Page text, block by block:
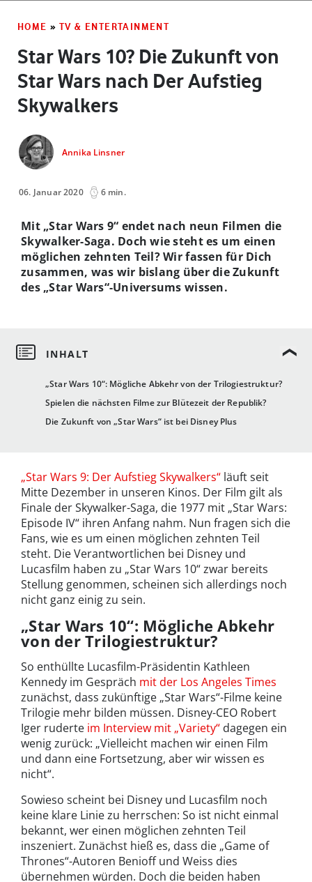
HOME » TV & ENTERTAINMENT
Star Wars 10? Die Zukunft von
Star Wars nach Der Aufstieg
Skywalkers
Annika Linsner
06. Januar 2020 6 min.
„Star Wars 10“: Mögliche Abkehr von der Trilogiestruktur?
Spielen die nächsten Filme zur Blütezeit der Republik?
Die Zukunft von „Star Wars“ ist bei Disney Plus
Mit „Star Wars 9“ endet nach neun Filmen die
Skywalker-Saga. Doch wie steht es um einen
möglichen zehnten Teil? Wir fassen für Dich
zusammen, was wir bislang über die Zukunft
des „Star Wars“-Universums wissen.
„Star Wars 9: Der Aufstieg Skywalkers“ läuft seit
Mitte Dezember in unseren Kinos. Der Film gilt als
Finale der Skywalker-Saga, die 1977 mit „Star Wars:
Episode IV“ ihren Anfang nahm. Nun fragen sich die
Fans, wie es um einen möglichen zehnten Teil
steht. Die Verantwortlichen bei Disney und
Lucasfilm haben zu „Star Wars 10“ zwar bereits
Stellung genommen, scheinen sich allerdings noch
nicht ganz einig zu sein.
„Star Wars 10“: Mögliche Abkehr
von der Trilogiestruktur?
So enthüllte Lucasfilm-Präsidentin Kathleen
Kennedy im Gespräch mit der Los Angeles Times
zunächst, dass zukünftige „Star Wars“-Filme keine
Trilogie mehr bilden müssen. Disney-CEO Robert
Iger ruderte im Interview mit „Variety“ dagegen ein
wenig zurück: „Vielleicht machen wir einen Film
und dann eine Fortsetzung, aber wir wissen es
nicht“.
Sowieso scheint bei Disney und Lucasfilm noch
keine klare Linie zu herrschen: So ist nicht einmal
bekannt, wer einen möglichen zehnten Teil
inszeniert. Zunächst hieß es, dass die „Game of
Thrones“-Autoren Benioff und Weiss dies
übernehmen würden. Doch die beiden haben